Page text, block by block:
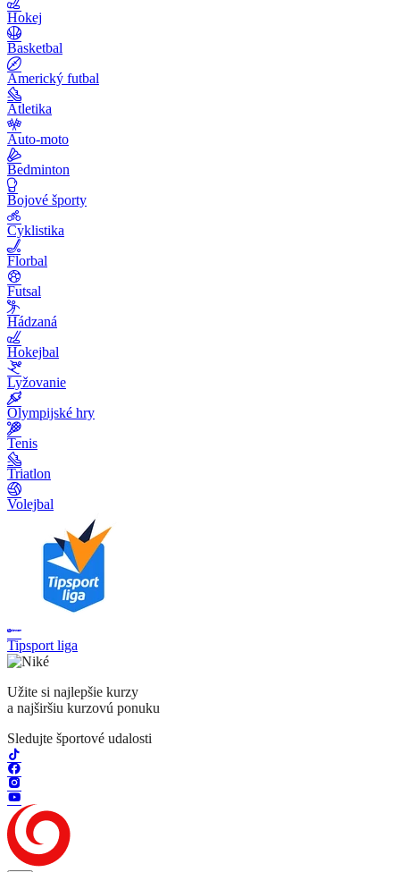
Hokej
Basketbal
Americký futbal
Atletika
Auto-moto
Bedminton
Bojové športy
Cyklistika
Florbal
Futsal
Hádzaná
Hokejbal
Lyžovanie
Olympijské hry
Tenis
Triatlon
Volejbal
Tipsport liga
Užite si najlepšie kurzy
a najširšiu kurzovú ponuku
Sledujte športové udalosti